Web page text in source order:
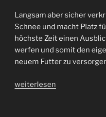
Langsam aber sicher
Schnee und macht Platz
höchste Zeit einen
werfen und somit den
neuem Futter zu
„Termine
weiterlesen